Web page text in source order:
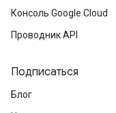
Консоль Google Cloud
Проводник API
Подписаться
Блог